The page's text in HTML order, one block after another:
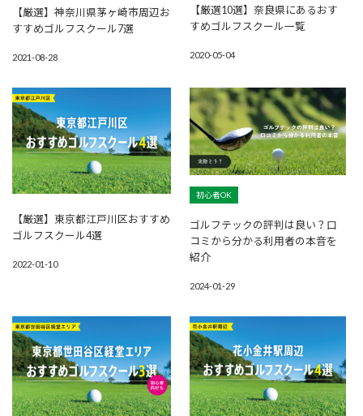
【厳選】神奈川県茅ヶ崎市周辺お
すすめゴルフスクール7選
2021-08-28
【厳選10選】奈良県にあるおす
すめゴルフスクール一覧
2020-05-04
【厳選】東京都江戸川区おすすめ
ゴルフスクール4選
2022-01-10
初心者OK
ゴルフテックの評判は良い？口
コミから分かる利用者の本音を
紹介
2024-01-29